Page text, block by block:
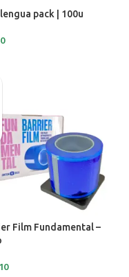
pack | 100u
Film Fundamental –